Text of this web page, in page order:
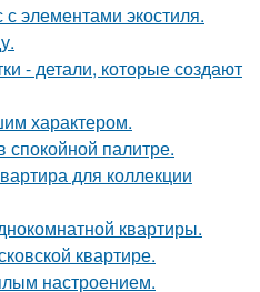
элементами экостиля.
- детали, которые создают
характером.
палитре.
для коллекции
квартиры.
квартире.
настроением.